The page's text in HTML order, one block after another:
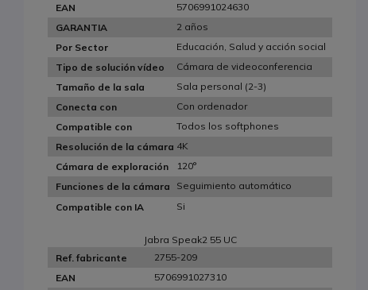
EAN
5706991024630
GARANTIA
2 años
Por Sector
Educación, Salud y acción social
Tipo de solución vídeo
Cámara de videoconferencia
Tamaño de la sala
Sala personal (2-3)
Conecta con
Con ordenador
Compatible con
Todos los softphones
Resolución de la cámara 4K
Cámara de exploración
120°
Funciones de la cámara
Seguimiento automático
Compatible con IA
Si
Jabra Speak2 55 UC
Ref. fabricante
2755-209
EAN
5706991027310